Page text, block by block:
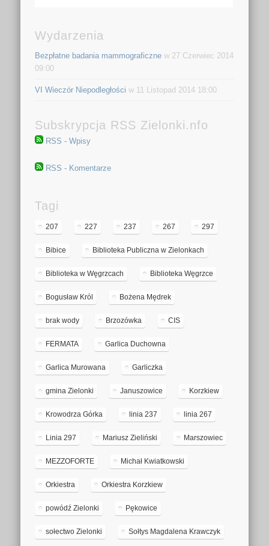
Wydarzenia
Bezpłatne badania mammograficzne w 27 Czerwiec 2014
09:00
VI Wieczór Niepodległości w 11 Listopad 2014 18:00
Subskrypcja RSS Zielonki.nfo
RSS - Wpisy
RSS - Komentarze
Tagi
207 227 237 267 297
Bibice Biblioteka Publiczna w Zielonkach
Biblioteka w Węgrzcach Biblioteka Węgrzce
Bogusław Król Bożena Mędrek
brak wody Brzozówka CIS
FERMATA Garlica Duchowna
Garlica Murowana Garliczka
gmina Zielonki Januszowice Korzkiew
Krowodrza Górka linia 237 linia 267
Linia 297 Mariusz Zieliński Marszowiec
MEZZOFORTE Michał Kwiatkowski
Orkiestra Orkiestra Korzkiew
powódź Zielonki Pękowice
sołectwo Zielonki Sołtys Magdalena Krawczyk